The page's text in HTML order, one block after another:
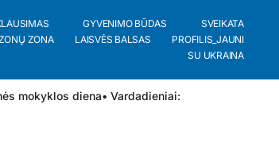
GYVENIMO BŪDAS
SVEIKATA
ZONA LAISVĖS BALSAS
PROFILIS_JAUNI
SU UKRAINA
mokyklos diena• Vardadieniai: